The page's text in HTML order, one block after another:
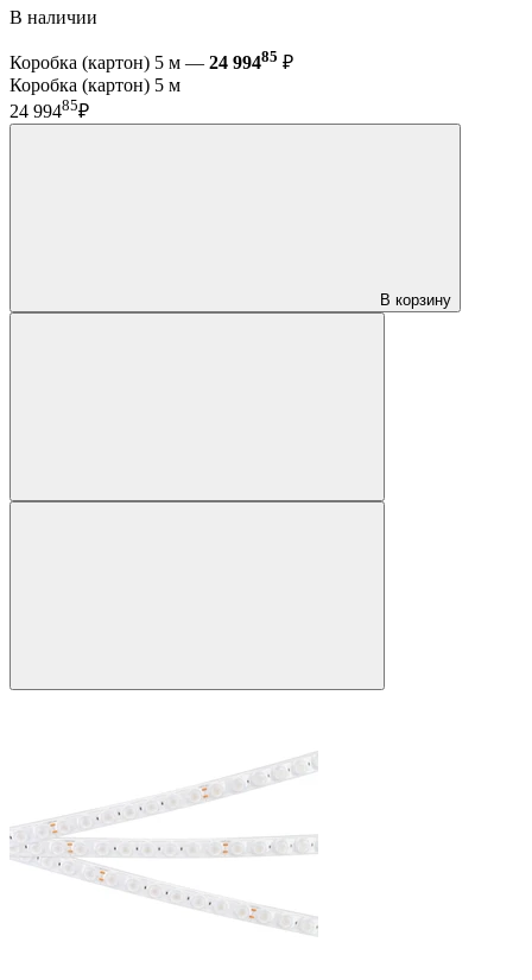
В наличии
Коробка (картон) 5 м — 24 99485 ₽
Коробка (картон) 5 м
24 99485₽
В корзину